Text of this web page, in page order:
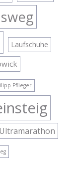
Laufschuhe
Pflieger
Ultramarathon